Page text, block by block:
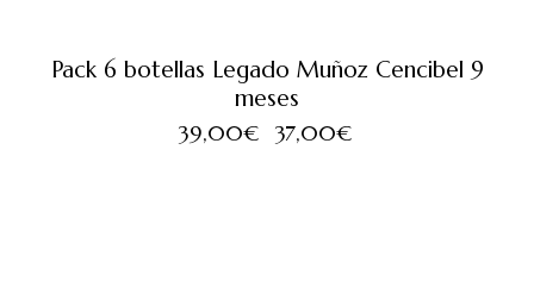
Pack 6 botellas Legado Muñoz Cencibel 9
meses
39,00€ 37,00€